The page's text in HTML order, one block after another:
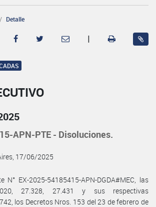
Detalle
|
APN-PTE - Disoluciones.
17/06/2025
N° EX-2025-54185415-APN-DGDA#MEC, las
27.328, 27.431 y sus respectivas
los Decretos Nros. 153 del 23 de febrero de